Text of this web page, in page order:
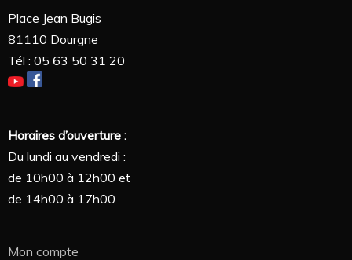
Place Jean Bugis
81110 Dourgne
Tél : 05 63 50 31 20
Horaires d’ouverture :
Du lundi au vendredi :
de 10h00 à 12h00 et
de 14h00 à 17h00
Mon compte